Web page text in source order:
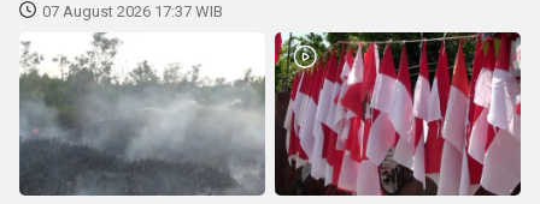
07 August 2026 17:37 WIB